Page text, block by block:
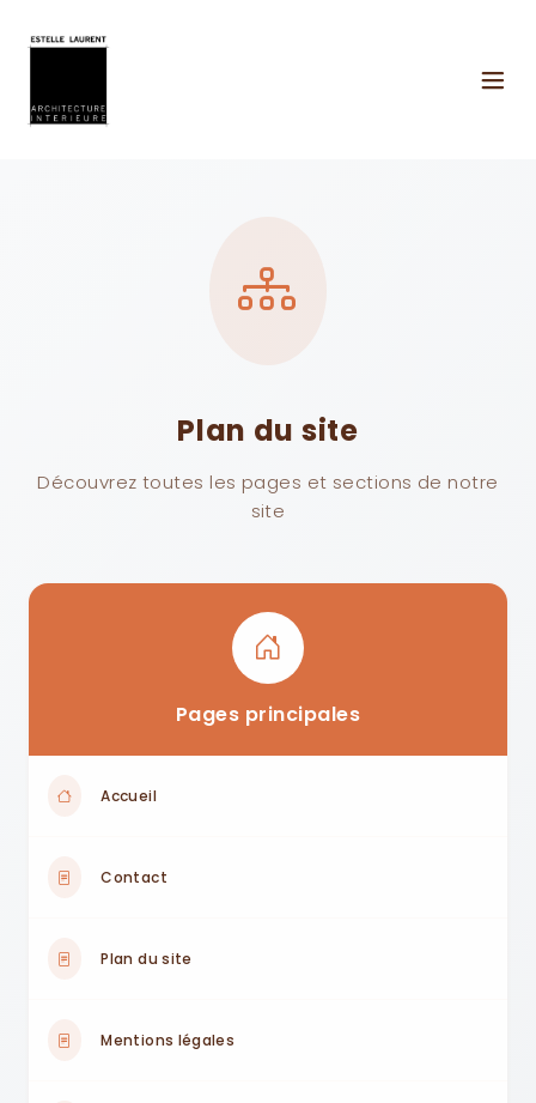
Plan du site
Découvrez toutes les pages et sections de notre
site
Pages principales
Accueil
Contact
Plan du site
Mentions légales